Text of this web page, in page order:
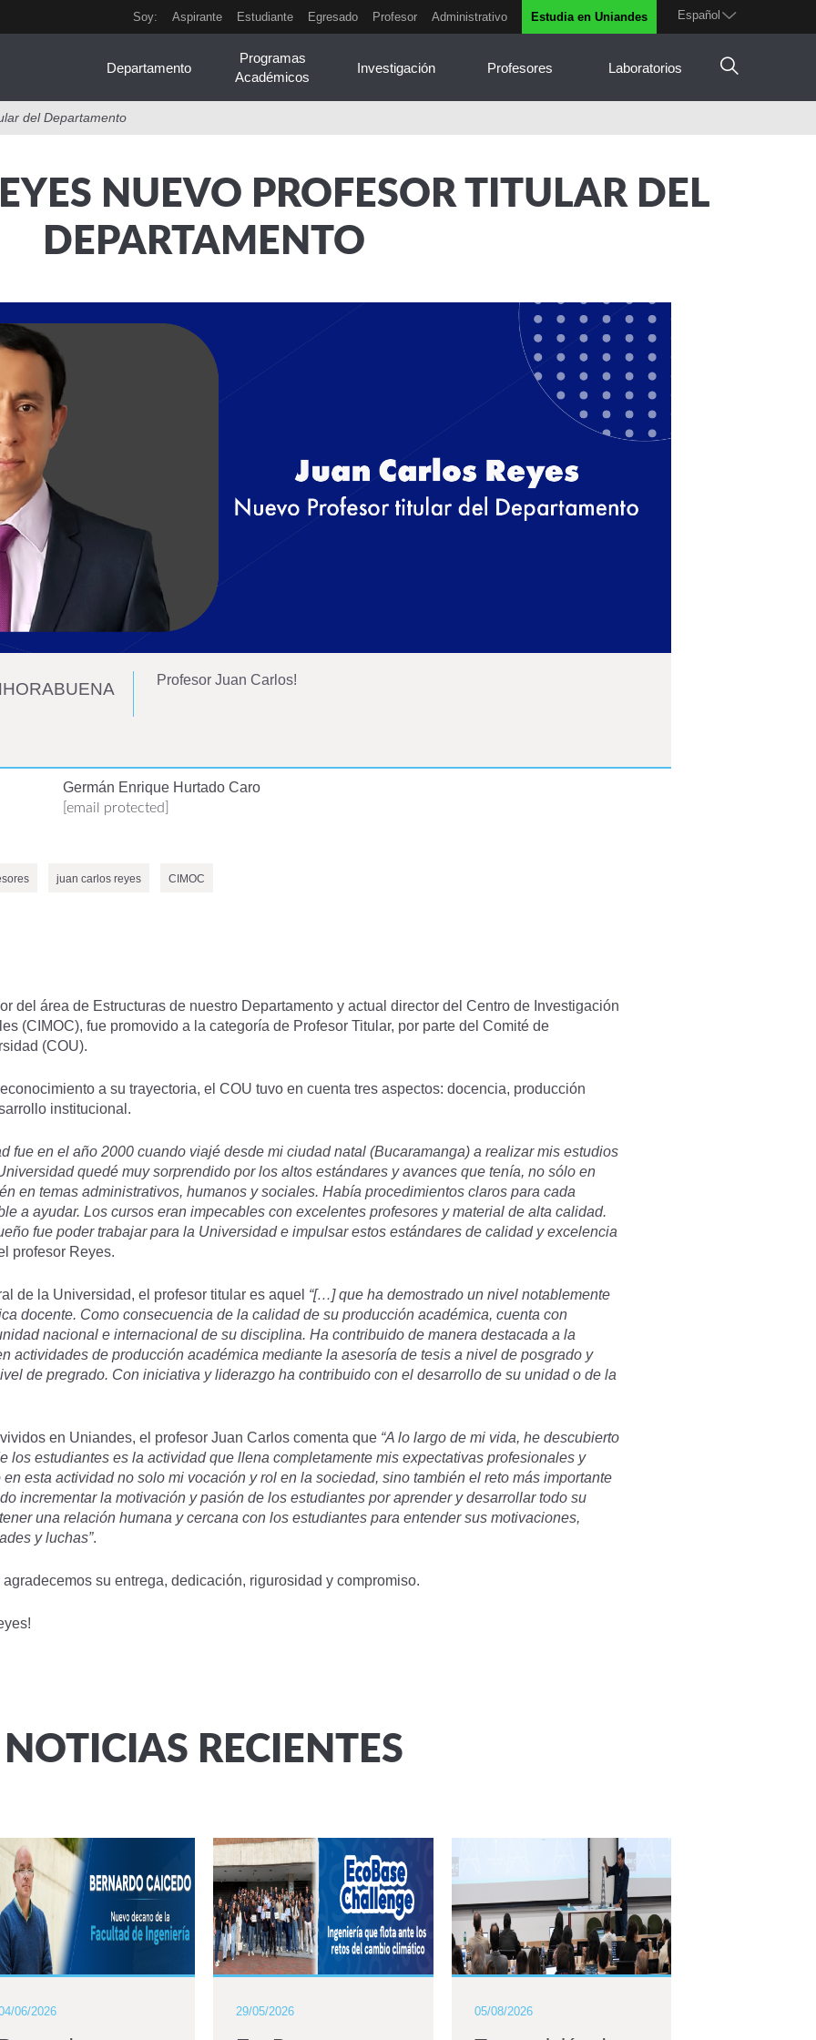
Español
Soy: Aspirante Estudiante Egresado Profesor Administrativo Estudia en Uniandes
Departamento
Programas
Académicos
Investigación Profesores Laboratorios
del Departamento
NUEVO PROFESOR TITULAR DEL
DEPARTAMENTO
Profesor Juan Carlos!
Germán Enrique Hurtado Caro
[email protected]
juan carlos reyes CIMOC
del área de Estructuras de nuestro Departamento y actual director del Centro de Investigación
(CIMOC), fue promovido a la categoría de Profesor Titular, por parte del Comité de
(COU).
a su trayectoria, el COU tuvo en cuenta tres aspectos: docencia, producción
institucional.
fue en el año 2000 cuando viajé desde mi ciudad natal (Bucaramanga) a realizar mis estudios
quedé muy sorprendido por los altos estándares y avances que tenía, no sólo en
en temas administrativos, humanos y sociales. Había procedimientos claros para cada
a ayudar. Los cursos eran impecables con excelentes profesores y material de alta calidad.
fue poder trabajar para la Universidad e impulsar estos estándares de calidad y excelencia
profesor Reyes.
de la Universidad, el profesor titular es aquel “[…] que ha demostrado un nivel notablemente
docente. Como consecuencia de la calidad de su producción académica, cuenta con
nacional e internacional de su disciplina. Ha contribuido de manera destacada a la
actividades de producción académica mediante la asesoría de tesis a nivel de posgrado y
de pregrado. Con iniciativa y liderazgo ha contribuido con el desarrollo de su unidad o de la
en Uniandes, el profesor Juan Carlos comenta que “A lo largo de mi vida, he descubierto
los estudiantes es la actividad que llena completamente mis expectativas profesionales y
esta actividad no solo mi vocación y rol en la sociedad, sino también el reto más importante
incrementar la motivación y pasión de los estudiantes por aprender y desarrollar todo su
una relación humana y cercana con los estudiantes para entender sus motivaciones,
y luchas”.
su entrega, dedicación, rigurosidad y compromiso.
NOTICIAS RECIENTES
06/2026 29/05/2026 05/08/2026